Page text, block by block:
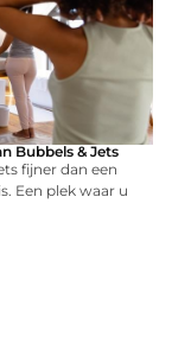
Bubbels & Jets
fijner dan een
Een plek waar u